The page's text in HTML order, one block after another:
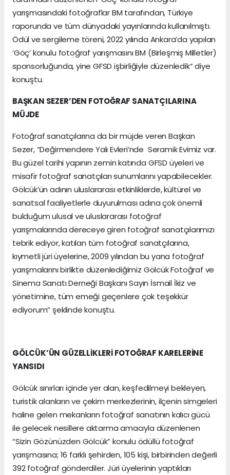
yarışmasındaki fotoğraflar BM tarafından, Türkiye
raporunda ve tüm dünyadaki yayınlarında kullanılmıştı.
Ödül ve sergileme töreni, 2022 yılında Ankara’da yapılan
‘Göç’ konulu fotoğraf yarışmasını BM (Birleşmiş Milletler)
sponsorluğunda, yine GFSD işbirliğiyle düzenledik” diye
konuştu.
BAŞKAN SEZER’DEN FOTOĞRAF SANATÇILARINA
MÜJDE
Fotoğraf sanatçılarına da bir müjde veren Başkan
Sezer, “Değirmendere Yalı Evleri’nde Seramik Evimiz var.
Bu güzel tarihi yapının zemin katında GFSD üyeleri ve
misafir fotoğraf sanatçıları sunumlarını yapabilecekler.
Gölcük’ün adının uluslararası etkinliklerde, kültürel ve
sanatsal faaliyetlerle duyurulması adına çok önemli
bulduğum ulusal ve uluslararası fotoğraf
yarışmalarında dereceye giren fotoğraf sanatçılarımızı
tebrik ediyor, katılan tüm fotoğraf sanatçılarına,
kıymetli jüri üyelerine, 2009 yılından bu yana fotoğraf
yarışmalarını birlikte düzenlediğimiz Gölcük Fotoğraf ve
Sinema Sanatı Derneği Başkanı Sayın İsmail İkiz ve
yönetimine, tüm emeği geçenlere çok teşekkür
ediyorum” şeklinde konuştu.
GÖLCÜK’ÜN GÜZELLİKLERİ FOTOĞRAF KARELERİNE
YANSIDI
Gölcük sınırları içinde yer alan, keşfedilmeyi bekleyen,
turistik alanların ve çekim merkezlerinin, ilçenin simgeleri
haline gelen mekanların fotoğraf sanatının kalıcı gücü
ile gelecek nesillere aktarma amacıyla düzenlenen
“Sizin Gözünüzden Gölcük” konulu ödüllü fotoğraf
yarışmasına; 16 farklı şehirden, 105 kişi, birbirinden değerli
392 fotoğraf gönderdiler. Jüri üyelerinin yaptıkları